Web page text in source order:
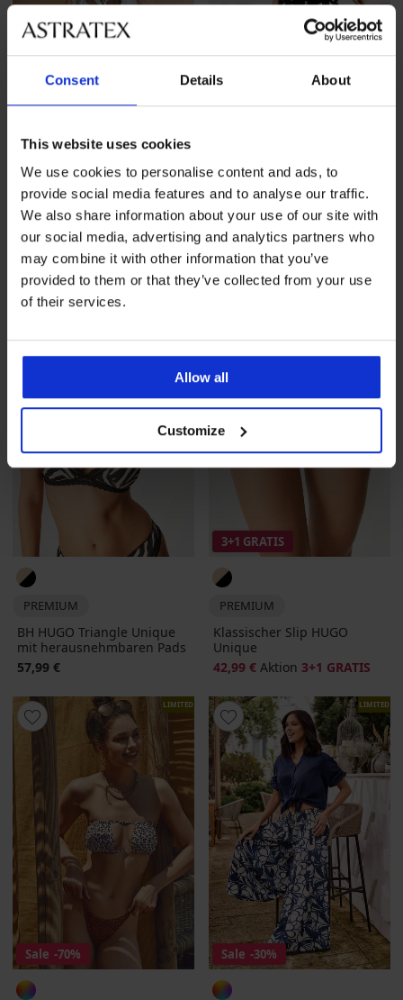
Consent Details About
This website uses cookies
We use cookies to personalise content and ads, to
provide social media features and to analyse our traffic.
We also share information about your use of our site with
our social media, advertising and analytics partners who
may combine it with other information that you’ve
provided to them or that they’ve collected from your use
of their services.
Allow all
Customize
PREMIUM
Strandkleid David Hermione
Rabatt
90,29 €Alter Preis
128,99 €
PREMIUM
Strand-Overall Iconique Lila
Rabatt
61,99 € Alter Preis
123,99 €
PREMIUM
BH HUGO Triangle Unique
mit herausnehmbaren Pads
57,99 €
3+1 GRATIS
PREMIUM
Klassischer Slip HUGO
Unique
42,99 € Aktion 3+1 GRATIS
LIMITED
Sale -70%
LIMITED
Sale -30%